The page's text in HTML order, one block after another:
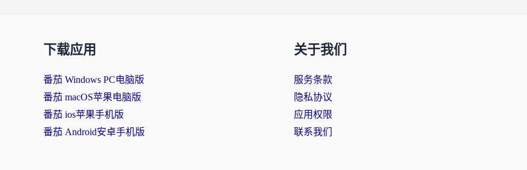
下载应用
番茄 Windows PC电脑版
番茄 macOS苹果电脑版
番茄 ios苹果手机版
番茄 Android安卓手机版
关于我们
服务条款
隐私协议
应用权限
联系我们